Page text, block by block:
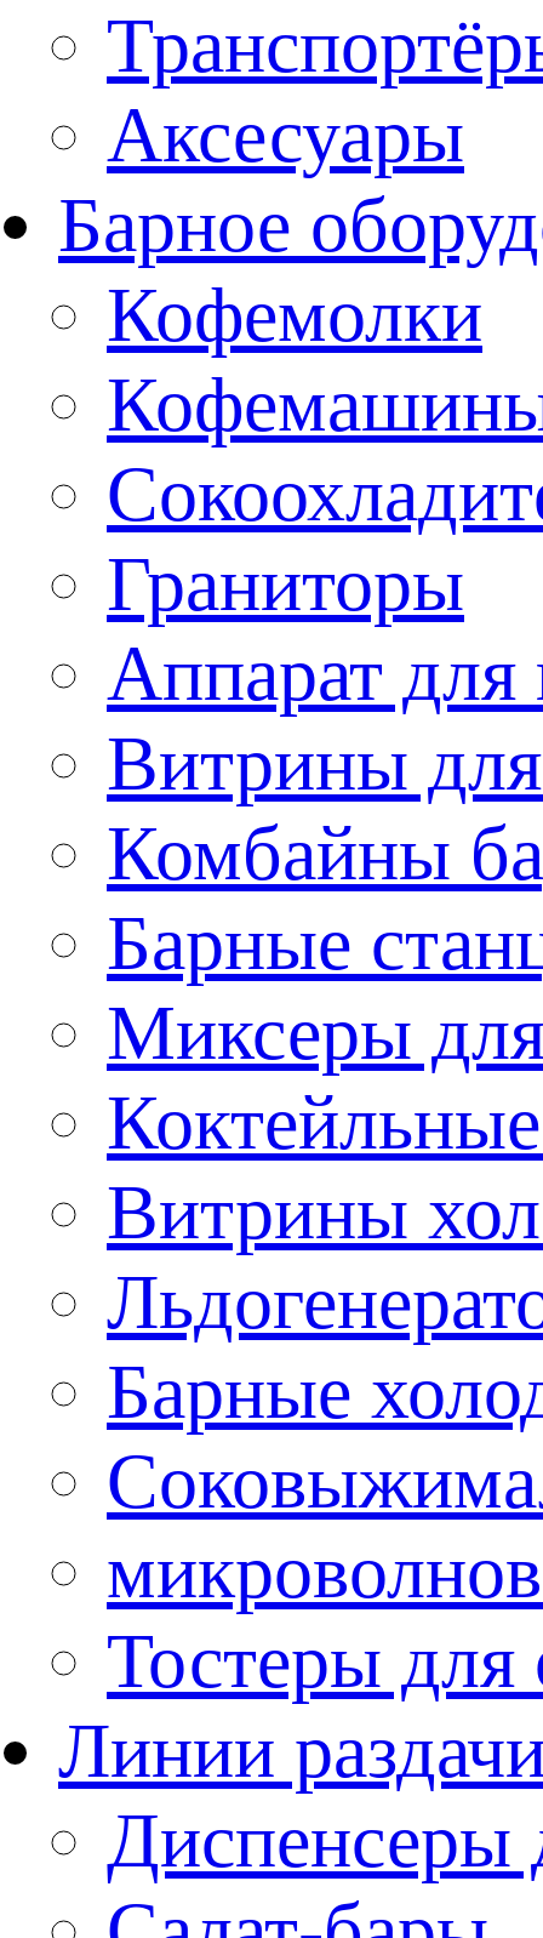
Аксесуары
Барное
Кофемолки
Граниторы
Аппарат для
Витрины
Комбайны
Барные
Миксеры
Витрины
Барные
Тостеры
Линии
Диспенсеры